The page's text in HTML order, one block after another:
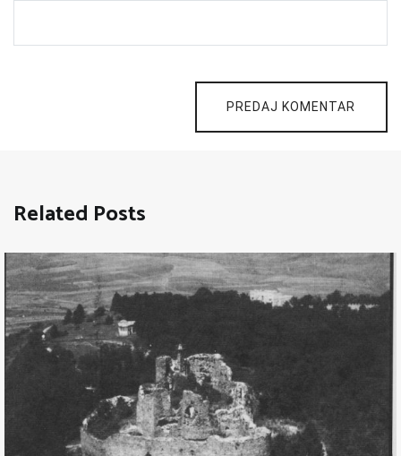
PREDAJ KOMENTAR
Related Posts